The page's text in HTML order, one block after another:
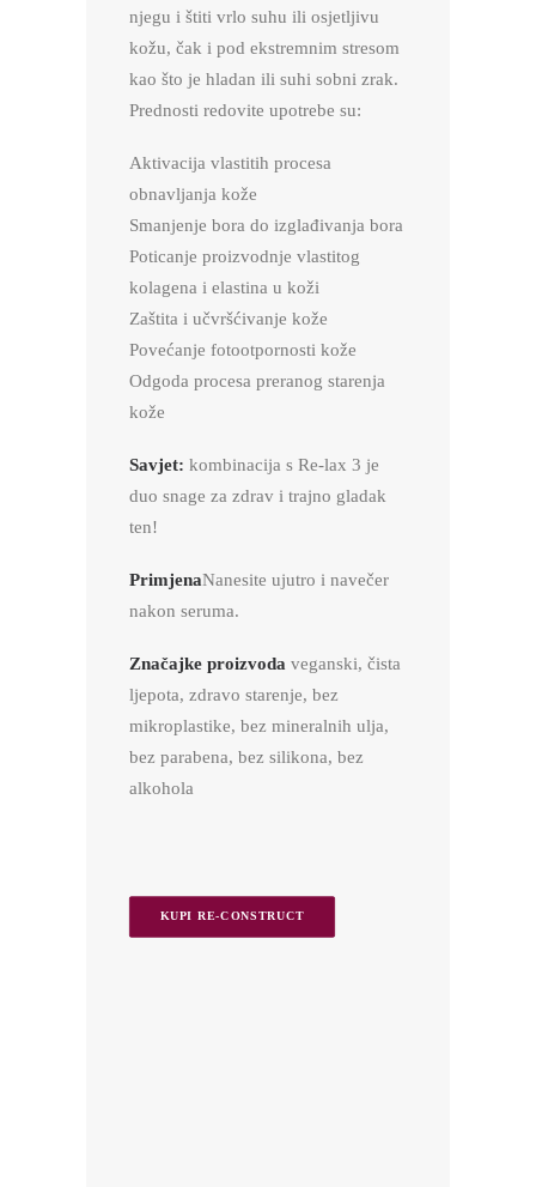
njegu i štiti vrlo suhu ili osjetljivu
kožu, čak i pod ekstremnim stresom
kao što je hladan ili suhi sobni zrak.
Prednosti redovite upotrebe su:
Aktivacija vlastitih procesa
obnavljanja kože
Smanjenje bora do izglađivanja bora
Poticanje proizvodnje vlastitog
kolagena i elastina u koži
Zaštita i učvršćivanje kože
Povećanje fotootpornosti kože
Odgoda procesa preranog starenja
kože
Savjet: kombinacija s Re-lax 3 je
duo snage za zdrav i trajno gladak
ten!
PrimjenaNanesite ujutro i navečer
nakon seruma.
Značajke proizvoda veganski, čista
ljepota, zdravo starenje, bez
mikroplastike, bez mineralnih ulja,
bez parabena, bez silikona, bez
alkohola
KUPI RE-CONSTRUCT